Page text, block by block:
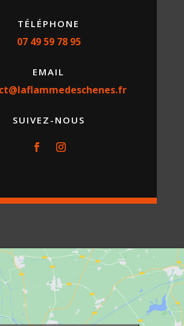
TÉLÉPHONE
07 49 59 78 95
EMAIL
SUIVEZ-NOUS